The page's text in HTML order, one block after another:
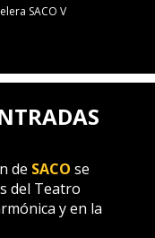
SACO V
de SACO se
del Teatro
y en la